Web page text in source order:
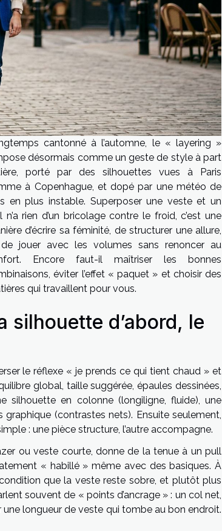
cantonné à l’automne, le « layering »
désormais comme un geste de style à part
porté par des silhouettes vues à Paris
à Copenhague, et dopé par une météo de
en plus instable. Superposer une veste et un
n’a rien d’un bricolage contre le froid, c’est une
d’écrire sa féminité, de structurer une allure,
jouer avec les volumes sans renoncer au
Encore faut-il maîtriser les bonnes
éviter l’effet « paquet » et choisir des
qui travaillent pour vous.
silhouette d’abord, le
le réflexe « je prends ce qui tient chaud » et
global, taille suggérée, épaules dessinées,
silhouette en colonne (longiligne, fluide), une
(contrastes nets). Ensuite seulement,
: une pièce structure, l’autre accompagne.
ou veste courte, donne de la tenue à un pull
« habillé » même avec des basiques. À
que la veste reste sobre, et plutôt plus
souvent de « points d’ancrage » : un col net,
une longueur de veste qui tombe au bon endroit.